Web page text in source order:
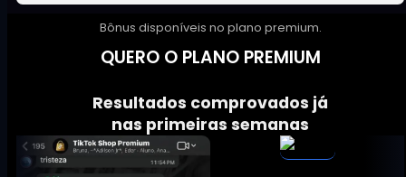
Bônus disponíveis no plano premium.
QUERO O PLANO PREMIUM
Resultados comprovados já
nas primeiras semanas